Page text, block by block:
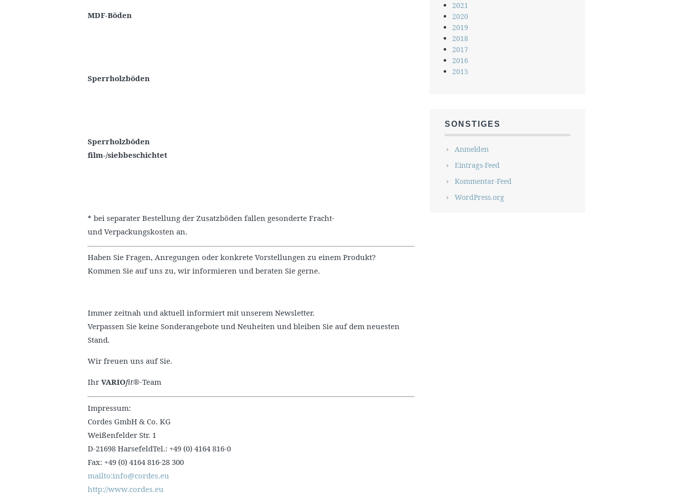
MDF-Böden
Sperrholzböden
Sperrholzböden
film-/siebbeschichtet
* bei separater Bestellung der Zusatzböden fallen gesonderte Fracht-
und Verpackungskosten an.
Haben Sie Fragen, Anregungen oder konkrete Vorstellungen zu einem Produkt?
Kommen Sie auf uns zu, wir informieren und beraten Sie gerne.
Immer zeitnah und aktuell informiert mit unserem Newsletter.
Verpassen Sie keine Sonderangebote und Neuheiten und bleiben Sie auf dem neuesten
Stand.
Wir freuen uns auf Sie.
Ihr VARIOfit®-Team
Impressum:
Cordes GmbH & Co. KG
Weißenfelder Str. 1
D-21698 HarsefeldTel.: +49 (0) 4164 816-0
Fax: +49 (0) 4164 816-28 300
mailto:info@cordes.eu
http://www.cordes.eu
2021
2020
2019
2018
2017
2016
2015
SONSTIGES
Anmelden
Eintrags-Feed
Kommentar-Feed
WordPress.org